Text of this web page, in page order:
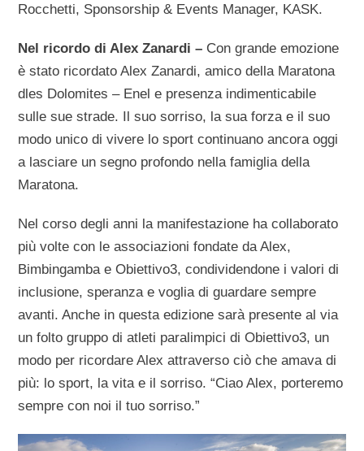
Rocchetti, Sponsorship & Events Manager, KASK.
Nel ricordo di Alex Zanardi – Con grande emozione
è stato ricordato Alex Zanardi, amico della Maratona
dles Dolomites – Enel e presenza indimenticabile
sulle sue strade. Il suo sorriso, la sua forza e il suo
modo unico di vivere lo sport continuano ancora oggi
a lasciare un segno profondo nella famiglia della
Maratona.
Nel corso degli anni la manifestazione ha collaborato
più volte con le associazioni fondate da Alex,
Bimbingamba e Obiettivo3, condividendone i valori di
inclusione, speranza e voglia di guardare sempre
avanti. Anche in questa edizione sarà presente al via
un folto gruppo di atleti paralimpici di Obiettivo3, un
modo per ricordare Alex attraverso ciò che amava di
più: lo sport, la vita e il sorriso. “Ciao Alex, porteremo
sempre con noi il tuo sorriso.”